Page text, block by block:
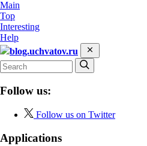
Main
Top
Interesting
Help
blog.uchvatov.ru
Follow us:
Follow us on Twitter
Applications